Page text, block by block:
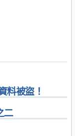
料被盜！
二